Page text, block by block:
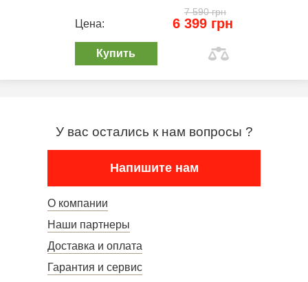
7 590 грн
Цена: 6 399 грн
Купить
У вас остались к нам вопросы ?
Напишите нам
О компании
Наши партнеры
Доставка и оплата
Гарантия и сервис